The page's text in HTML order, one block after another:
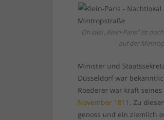
Oh lala! „Klein-Paris“ ist
auf der
Minister und
Düsseldorf war
Roederer war kraft
November 1811 . Zu
genoss und ein ziemlich